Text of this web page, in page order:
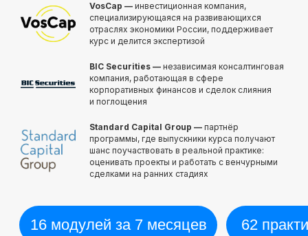
VosCap — инвестиционная компания,
специализирующаяся на развивающихся
отраслях экономики России, поддерживает
курс и делится экспертизой
BIC Securities — независимая консалтинговая
компания, работающая в сфере
корпоративных финансов и сделок слияния
и поглощения
Standard Capital Group — партнёр
программы, где выпускники курса получают
шанс поучаствовать в реальной практике:
оценивать проекты и работать с венчурными
сделками на ранних стадиях
Получить программу
Попробовать бесплатно